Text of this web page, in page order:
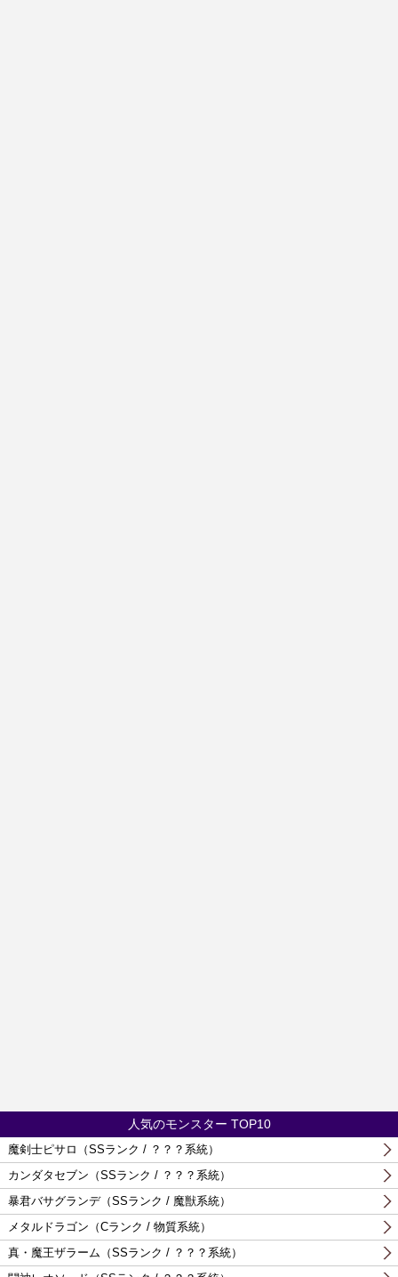
人気のモンスター TOP10
魔剣士ピサロ（SSランク / ？？？系統）
カンダタセブン（SSランク / ？？？系統）
暴君バサグランデ（SSランク / 魔獣系統）
メタルドラゴン（Cランク / 物質系統）
真・魔王ザラーム（SSランク / ？？？系統）